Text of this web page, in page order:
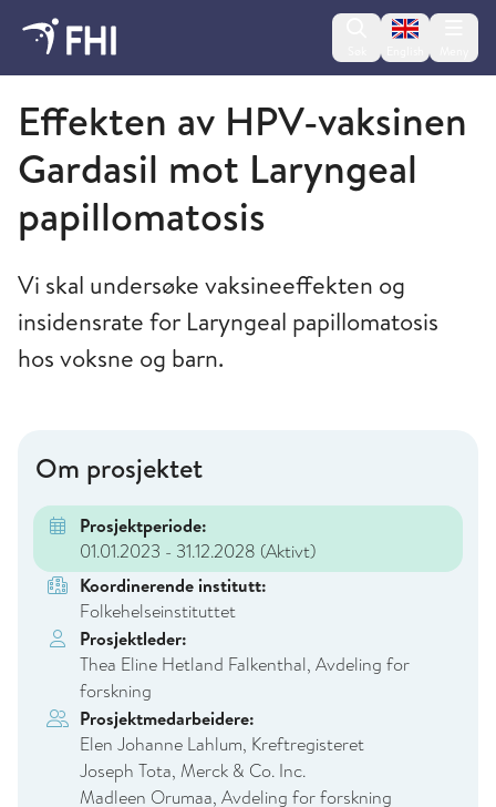
Change
Folkehelseinstituttet
Effekten av HPV-vaksinen
Gardasil mot Laryngeal
papillomatosis
Vi skal undersøke vaksineeffekten og
insidensrate for Laryngeal papillomatosis
hos voksne og barn.
Om prosjektet
Prosjektperiode:
01.01.2023 - 31.12.2028 (Aktivt)
Koordinerende institutt:
Folkehelseinstituttet
Prosjektleder:
Thea Eline Hetland Falkenthal, Avdeling for
forskning
Prosjektmedarbeidere:
Elen Johanne Lahlum, Kreftregisteret
Joseph Tota, Merck & Co. Inc.
Madleen Orumaa, Avdeling for forskning